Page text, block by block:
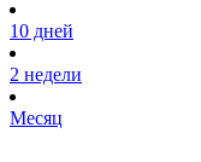
10 дней
2 недели
Месяц